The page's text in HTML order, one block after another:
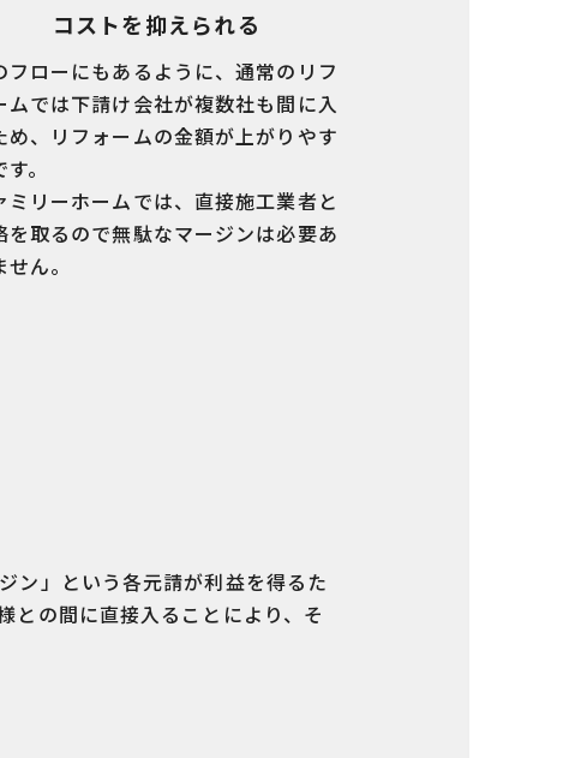
コストを抑えられる
フローにもあるように、通常のリフ
ムでは下請け会社が複数社も間に入
め、リフォームの金額が上がりやす
。
ミリーホームでは、直接施工業者と
を取るので無駄なマージンは必要あ
せん。
ン」という各元請が利益を得るた
との間に直接入ることにより、そ